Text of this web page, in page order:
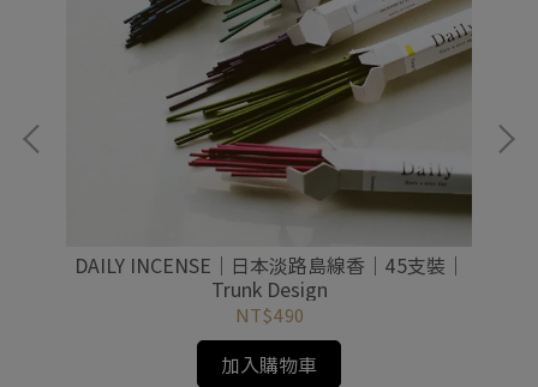
DAILY INCENSE｜日本淡路島線香｜45支裝｜
Trunk Design
NT$490
加入購物車